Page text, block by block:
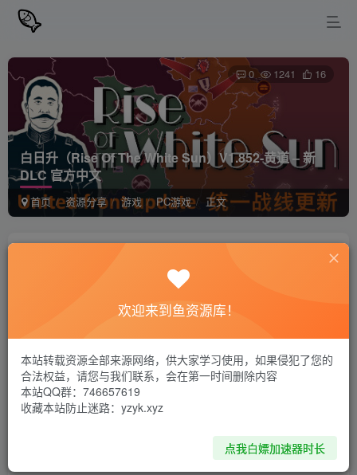
白日升（Rise Of The White Sun）V1.852-黄道 – 新
DLC 官方中文
首页 资源分享 游戏 PC游戏 正文
0 1241 16
私信
道 – 新DLC 官方中文
资源下载
PC-点击下载
欢迎来到鱼资源库！
本站转载资源全部来源网络，供大家学习使用，如果侵犯了您的
合法权益，请您与我们联系，会在第一时间删除内容
本站QQ群：746657619
收藏本站防止迷路：yzyk.xyz
点我白嫖加速器时长